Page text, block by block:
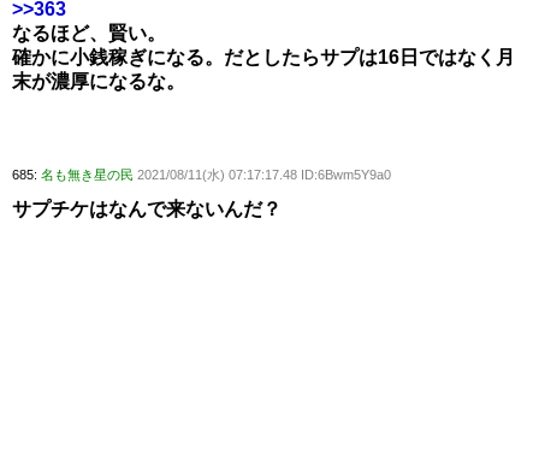
>>363
なるほど、賢い。
確かに小銭稼ぎになる。だとしたらサプは16日ではなく月
末が濃厚になるな。
685: 名も無き星の民 2021/08/11(水) 07:17:17.48 ID:6Bwm5Y9a0
サプチケはなんで来ないんだ？